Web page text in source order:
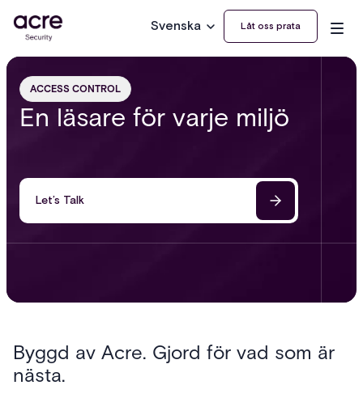
Svenska Låt oss prata
ACCESS CONTROL
En läsare för varje miljö
Let’s Talk
Byggd av Acre. Gjord för vad som är
nästa.